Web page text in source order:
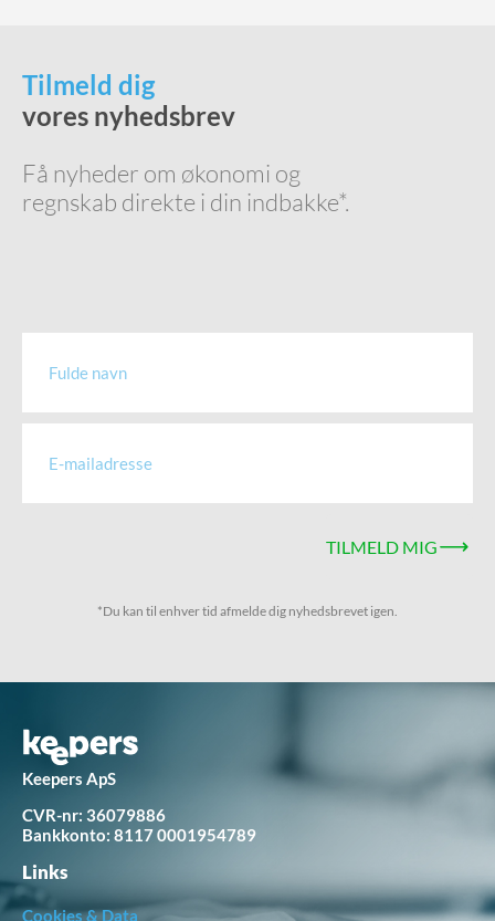
Tilmeld dig
vores nyhedsbrev
Få nyheder om økonomi og
regnskab direkte i din indbakke*.
TILMELD MIG
*Du kan til enhver tid afmelde dig nyhedsbrevet igen.
Keepers ApS
CVR-nr: 36079886
Bankkonto: 8117 0001954789
Links
Cookies & Data